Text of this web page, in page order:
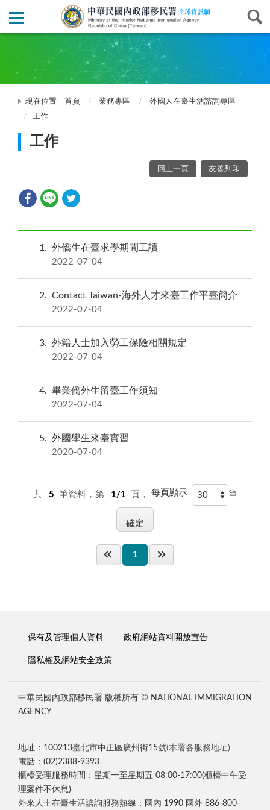
現在位置 首頁 業務專區
外國人在臺生活諮詢專區
工作
工作
回上一頁 友善列印
1 外僑生在臺求學期間工讀
2022-07-04
2 Contact Taiwan-海外人才來臺工作平臺簡介
2022-07-04
3 外籍人士加入勞工保險相關規定
2022-07-04
4 畢業僑外生留臺工作須知
2022-07-04
5 外國學生來臺實習
2020-07-04
共 5 筆資料，第 1/1 頁， 每頁顯示 筆
1
保有及管理個人資料 政府網站資料開放宣告
隱私權及網站安全政策
中華民國內政部移民署 版權所有 © NATIONAL IMMIGRATION
AGENCY
地址：100213臺北市中正區廣州街15號(本署各服務地址)
電話：(02)2388-9393
櫃檯受理服務時間：星期一至星期五 08:00-17:00(櫃檯中午受
理案件不休息)
外來人士在臺生活諮詢服務熱線：國內 1990 國外 886-800-